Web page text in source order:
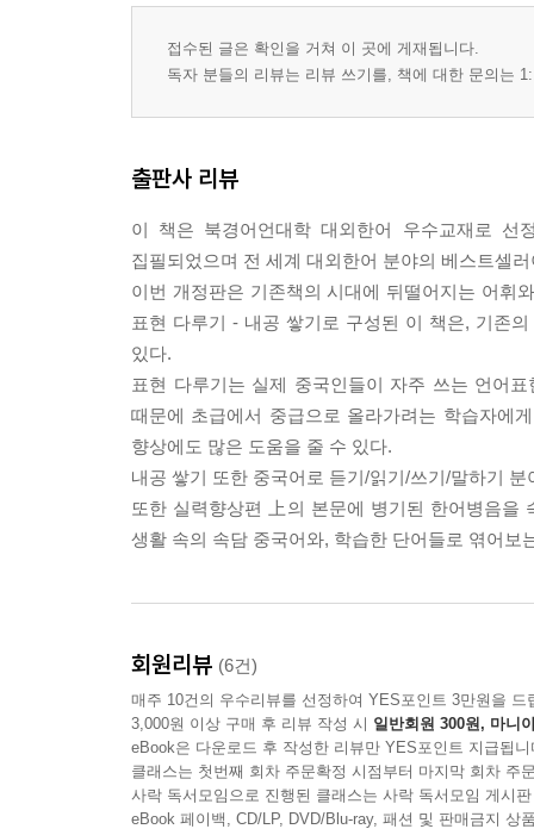
접수된 글은 확인을 거쳐 이 곳에 게재됩니다.
독자 분들의 리뷰는 리뷰 쓰기를, 책에 대한 문의는
출판사 리뷰
이 책은 북경어언대학 대외한어 우수교재로
집필되었으며 전 세계 대외한어 분야의 베스트셀
이번 개정판은 기존책의 시대에 뒤떨어지는 어휘
표현 다루기 - 내공 쌓기로 구성된 이 책은, 기존
있다.
표현 다루기는 실제 중국인들이 자주 쓰는 언어
때문에 초급에서 중급으로 올라가려는 학습자에
향상에도 많은 도움을 줄 수 있다.
내공 쌓기 또한 중국어로 듣기/읽기/쓰기/말하기
또한 실력향상편 上의 본문에 병기된 한어병음
생활 속의 속담 중국어와, 학습한 단어들로 엮어
회원리뷰 (6건)
매주 10건의 우수리뷰를 선정하여 YES포인트 3만원을 드
3,000원 이상 구매 후 리뷰 작성 시 일반회원 300원, 마니
eBook은 다운로드 후 작성한 리뷰만 YES포인트 지급됩니
클래스는 첫번째 회차 주문확정 시점부터 마지막 회차 주
사락 독서모임으로 진행된 클래스는 사락 독서모임 게시
eBook 페이백, CD/LP, DVD/Blu-ray, 패션 및 판매금지 상